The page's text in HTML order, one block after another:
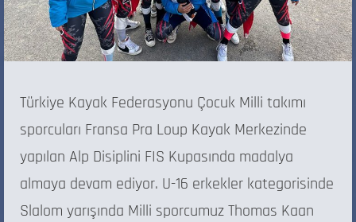
Türkiye Kayak Federasyonu Çocuk Milli takımı
sporcuları Fransa Pra Loup Kayak Merkezinde
yapılan Alp Disiplini FIS Kupasında madalya
almaya devam ediyor. U-16 erkekler kategorisinde
Slalom yarışında Milli sporcumuz Thomas Kaan